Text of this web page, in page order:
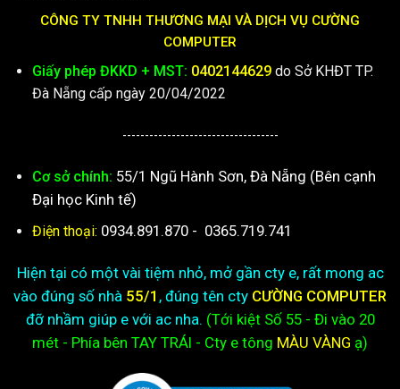
CÔNG TY TNHH THƯƠNG MẠI VÀ DỊCH VỤ CƯỜNG
COMPUTER
Giấy phép ĐKKD + MST: 0402144629do Sở KHĐT TP.
Đà Nẵng cấp ngày 20/04/2022
-----------------------------------
Cơ sở chính: 55/1 Ngũ Hành Sơn, Đà Nẵng (Bên cạnh
Đại học Kinh tế)
Điện thoại: 0934.891.870 - 0365.719.741
Hiện tại có một vài tiệm nhỏ, mở gần cty e, rất mong ac
vào đúng số nhà 55/1 , đúng tên cty CƯỜNG COMPUTER
đỡ nhầm giúp e với ac nha. (Tới kiệtSố 55 - Đi vào 20
mét - Phía bên TAY TRÁI - Cty e tông MÀU VÀNG ạ)